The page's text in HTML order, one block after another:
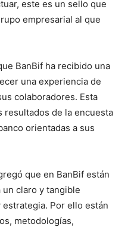
este es un sello que
empresarial al que
BanBif ha recibido una
una experiencia de
colaboradores. Esta
resultados de la encuesta
orientadas a sus
que en BanBif están
claro y tangible
Por ello están
metodologías,